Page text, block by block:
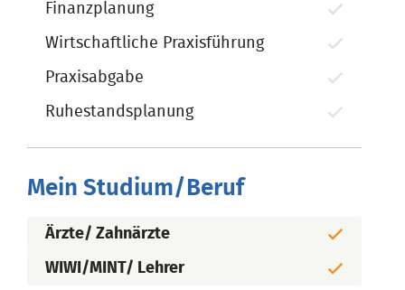
Finanzplanung
Wirtschaftliche Praxisführung
Praxisabgabe
Ruhestandsplanung
Mein Studium/Beruf
Ärzte/ Zahnärzte
WIWI/MINT/ Lehrer